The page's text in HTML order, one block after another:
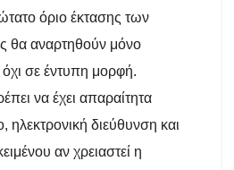
όριο έκτασης των
θα αναρτηθούν μόνο
όχι σε έντυπη μορφή.
να έχει απαραίτητα
διεύθυνση και
αν χρειαστεί η